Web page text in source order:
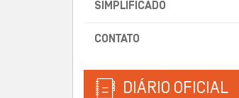
SIMPLIFICADO
CONTATO
DIÁRIO OFICIAL